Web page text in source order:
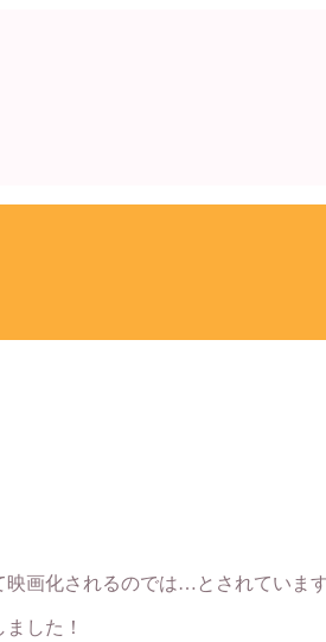
画化されるのでは…とされています
した！